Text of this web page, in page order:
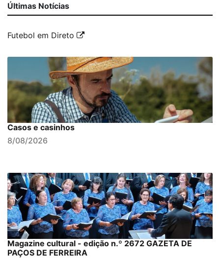
Últimas Notícias
Futebol em Direto
Casos e casinhos
8/08/2026
Magazine cultural - edição n.º 2672 GAZETA DE
PAÇOS DE FERREIRA